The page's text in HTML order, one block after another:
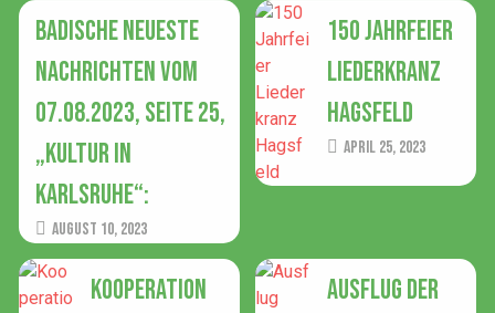
Badische Neueste
Nachrichten vom
07.08.2023, Seite 25,
„Kultur in
Karlsruhe“:
August 10, 2023
150 Jahrfeier
Liederkranz
Hagsfeld
April 25, 2023
Kooperation
Ausflug der